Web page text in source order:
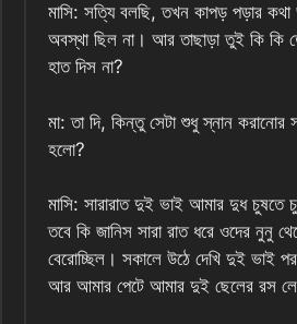
মাসি: সত্যি বলছি, তখন কাপড় পড়ার কথা
অবস্থা ছিল না। আর তাছাড়া তুই কি কি
হাত দিস না?
মা: তা দি, কিন্তু সেটা শুধু স্নান
হলো?
মাসি: সারারাত দুই ভাই আমার দুধ চুষতে
তবে কি জানিস সারা রাত ধরে ওদের নুনু
বেরোচ্ছিল। সকালে উঠে দেখি দুই ভাই
আর আমার পেটে আমার দুই ছেলের রস